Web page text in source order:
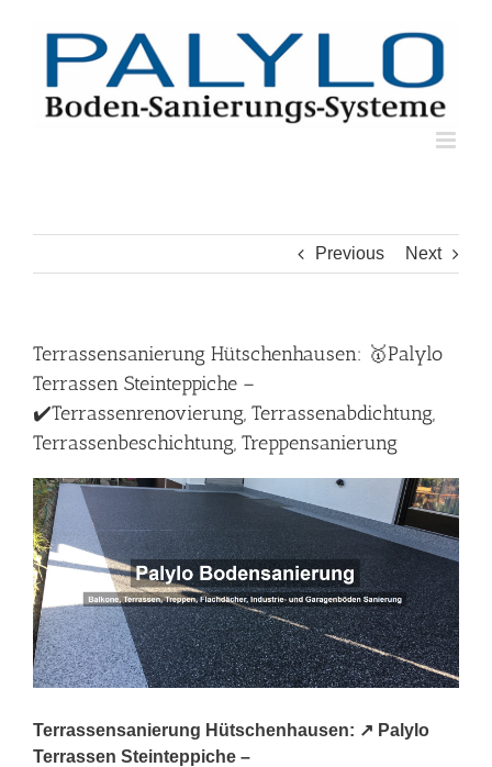
Previous Next
Terrassensanierung Hütschenhausen: 🥇Palylo
Terrassen Steinteppiche –
✔️Terrassenrenovierung, Terrassenabdichtung,
Terrassenbeschichtung, Treppensanierung
Terrassensanierung Hütschenhausen: ↗️ Palylo
Terrassen Steinteppiche –